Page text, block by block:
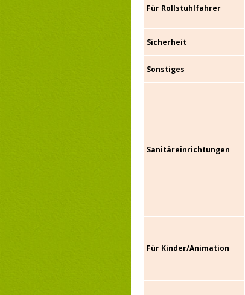
Für Rollstuhlfahrer
Sicherheit
Sonstiges
Sanitäreinrichtungen
Für Kinder/Animation